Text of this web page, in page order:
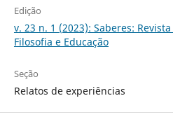
Edição
v. 23 n. 1 (2023): Saberes:
Filosofia e Educação
Seção
Relatos de experiências